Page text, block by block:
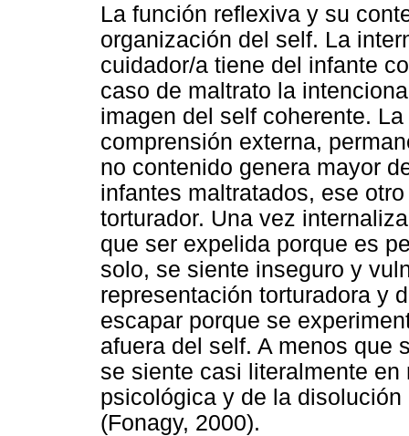
La función reflexiva y su
organización del self. La
cuidador/a tiene del infante
caso de maltrato la
imagen del self coherente.
comprensión externa,
no contenido genera mayor
infantes maltratados, ese
torturador. Una vez
que ser expelida porque es
solo, se siente inseguro y
representación torturadora y
escapar porque se
afuera del self. A menos que
se siente casi literalmente
psicológica y de la
(Fonagy, 2000).